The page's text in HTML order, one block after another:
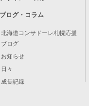
ブログ・コラム
北海道コンサドーレ札幌応援
ブログ
お知らせ
日々
成長記録